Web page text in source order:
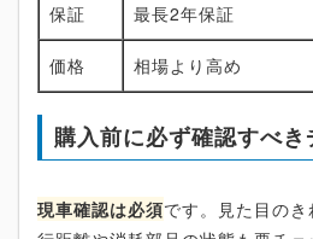
保証 最長2年保証
価格 相場より高め
購入前に必ず確認すべき
現車確認は必須です。見た目の